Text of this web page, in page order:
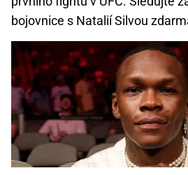
bojovnice s Natalií Silvou